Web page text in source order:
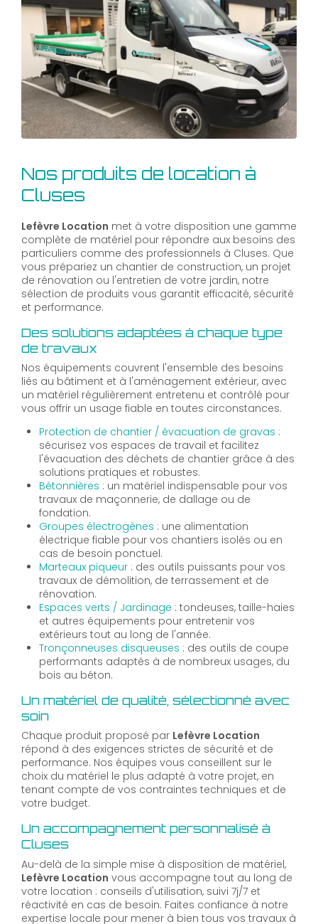
Nos produits de location à
Cluses
Lefèvre Location met à votre disposition une gamme
complète de matériel pour répondre aux besoins des
particuliers comme des professionnels à Cluses. Que
vous prépariez un chantier de construction, un projet
de rénovation ou l'entretien de votre jardin, notre
sélection de produits vous garantit efficacité, sécurité
et performance.
Des solutions adaptées à chaque type
de travaux
Nos équipements couvrent l'ensemble des besoins
liés au bâtiment et à l'aménagement extérieur, avec
un matériel régulièrement entretenu et contrôlé pour
vous offrir un usage fiable en toutes circonstances.
Protection de chantier / évacuation de gravas :
sécurisez vos espaces de travail et facilitez
l'évacuation des déchets de chantier grâce à des
solutions pratiques et robustes.
Bétonnières : un matériel indispensable pour vos
travaux de maçonnerie, de dallage ou de
fondation.
Groupes électrogènes : une alimentation
électrique fiable pour vos chantiers isolés ou en
cas de besoin ponctuel.
Marteaux piqueur : des outils puissants pour vos
travaux de démolition, de terrassement et de
rénovation.
Espaces verts / Jardinage : tondeuses, taille-haies
et autres équipements pour entretenir vos
extérieurs tout au long de l'année.
Tronçonneuses disqueuses : des outils de coupe
performants adaptés à de nombreux usages, du
bois au béton.
Un matériel de qualité, sélectionné avec
soin
Chaque produit proposé par Lefèvre Location
répond à des exigences strictes de sécurité et de
performance. Nos équipes vous conseillent sur le
choix du matériel le plus adapté à votre projet, en
tenant compte de vos contraintes techniques et de
votre budget.
Un accompagnement personnalisé à
Cluses
Au-delà de la simple mise à disposition de matériel,
Lefèvre Location vous accompagne tout au long de
votre location : conseils d'utilisation, suivi 7j/7 et
réactivité en cas de besoin. Faites confiance à notre
expertise locale pour mener à bien tous vos travaux à